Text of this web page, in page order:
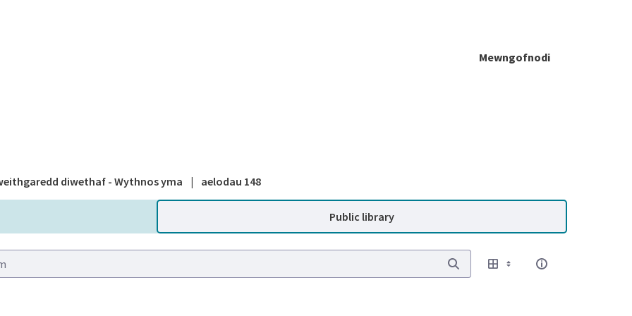
Mewngofnodi
diwethaf - Wythnos yma | aelodau 148
Public library